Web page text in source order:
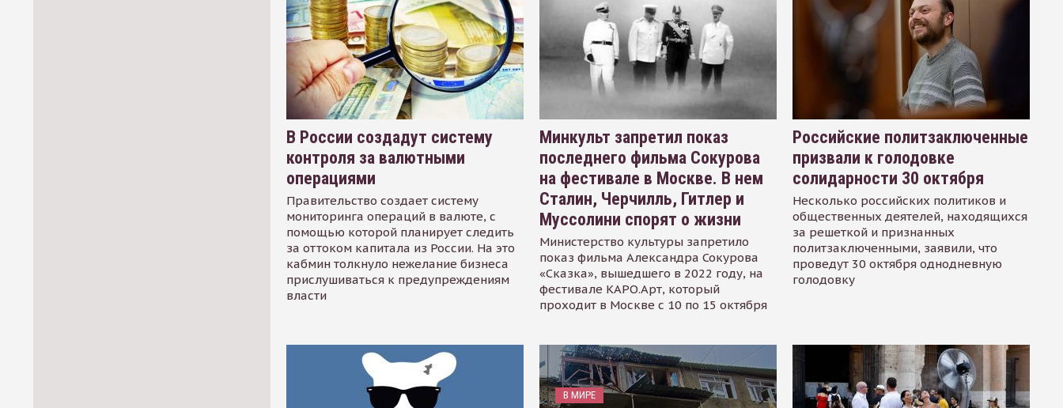
В России создадут систему
контроля за валютными
операциями
Правительство создает систему
мониторинга операций в валюте, с
помощью которой планирует следить
за оттоком капитала из России. На это
кабмин толкнуло нежелание бизнеса
прислушиваться к предупреждениям
власти
Минкульт запретил показ
последнего фильма Сокурова
на фестивале в Москве. В нем
Сталин, Черчилль, Гитлер и
Муссолини спорят о жизни
Министерство культуры запретило
показ фильма Александра Сокурова
«Сказка», вышедшего в 2022 году, на
фестивале КАРО.Арт, который
проходит в Москве с 10 по 15 октября
Российские политзаключенные
призвали к голодовке
солидарности 30 октября
Несколько российских политиков и
общественных деятелей, находящихся
за решеткой и признанных
политзаключенными, заявили, что
проведут 30 октября однодневную
голодовку
В МИРЕ